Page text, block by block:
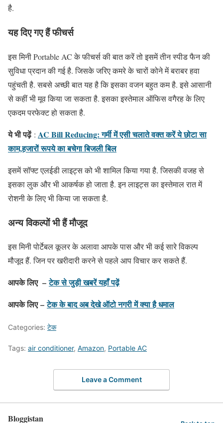
है.
यह दिए गए हैं फीचर्स
इस मिनी Portable AC के फीचर्स की बात करें तो इसमें तीन स्पीड फैन की
सुविधा प्रदान की गई है. जिसके जरिए कमरे के चारों कोने में बराबर हवा
पहुंचती है. सबसे अच्छी बात यह है कि इसका वजन बहुत कम है. इसे आसानी
से कहीं भी मूव किया जा सकता है. इसका इस्तेमाल ऑफिस वगैरह के लिए
एकदम परफेक्ट हो सकता है.
ये भी पढ़ें: AC Bill Reducing: गर्मी में एसी चलाते वक्त करें ये छोटा सा
काम,हजारों रूपये का बचेगा बिजली बिल
इसमें सॉफ्ट एलईडी लाइट्स को भी शामिल किया गया है. जिसकी वजह से
इसका लुक और भी आकर्षक हो जाता है. इन लाइट्स का इस्तेमाल रात में
रोशनी के लिए भी किया जा सकता है.
अन्य विकल्पों भी हैं मौजूद
इस मिनी पोर्टेबल कूलर के अलावा आपके पास और भी कई सारे विकल्प
मौजूद हैं. जिन पर खरीदारी करने से पहले आप विचार कर सकते हैं.
आपके लिए –टेक से जुड़ी खबरें यहाँ पढ़ें
आपके लिए – टेक के बाद अब देखे ऑटो नगरी में क्या है धमाल
Categories: टेक
Tags: air conditioner, Amazon, Portable AC
Leave a Comment
Bloggistan